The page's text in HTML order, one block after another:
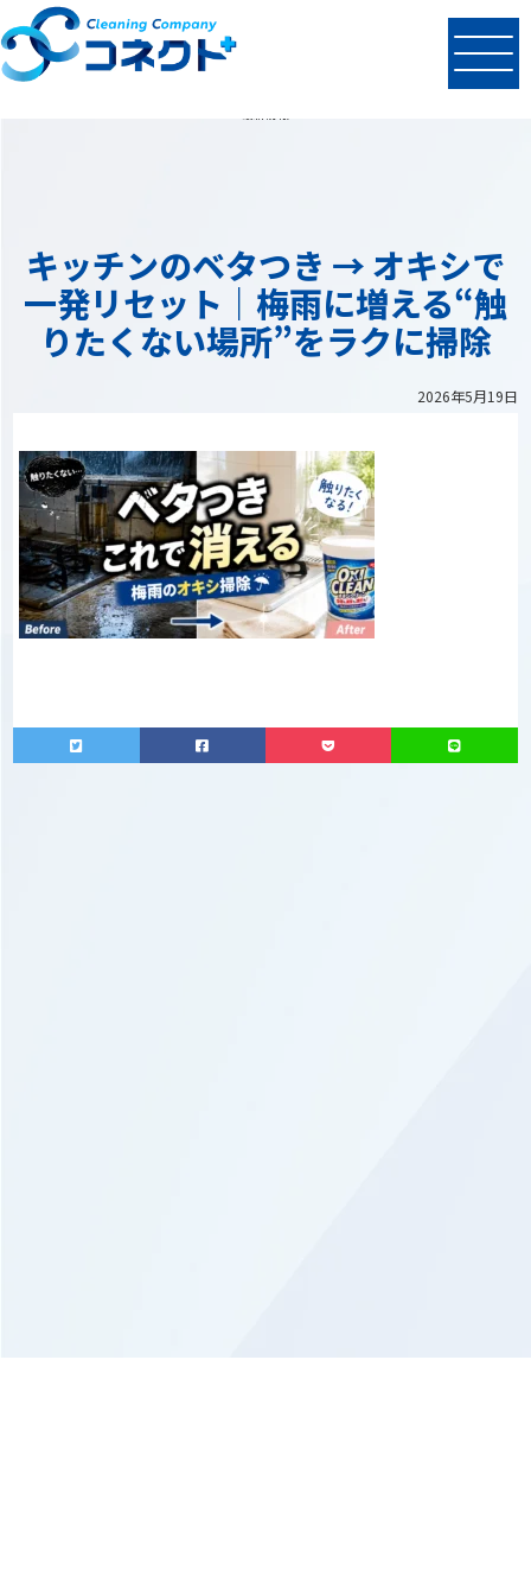
NEWS
キッチンのベタつき → オキシで
一発リセット｜梅雨に増える“触
りたくない場所”をラクに掃除
2026年5月19日